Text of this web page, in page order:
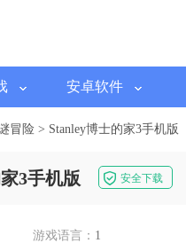
安卓软件
冒险 > Stanley博士的家3手机版
3手机版 安全下载
游戏语言： 1